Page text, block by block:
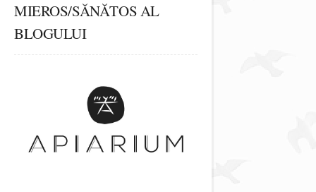
MIEROS/SĂNĂTOS AL
BLOGULUI